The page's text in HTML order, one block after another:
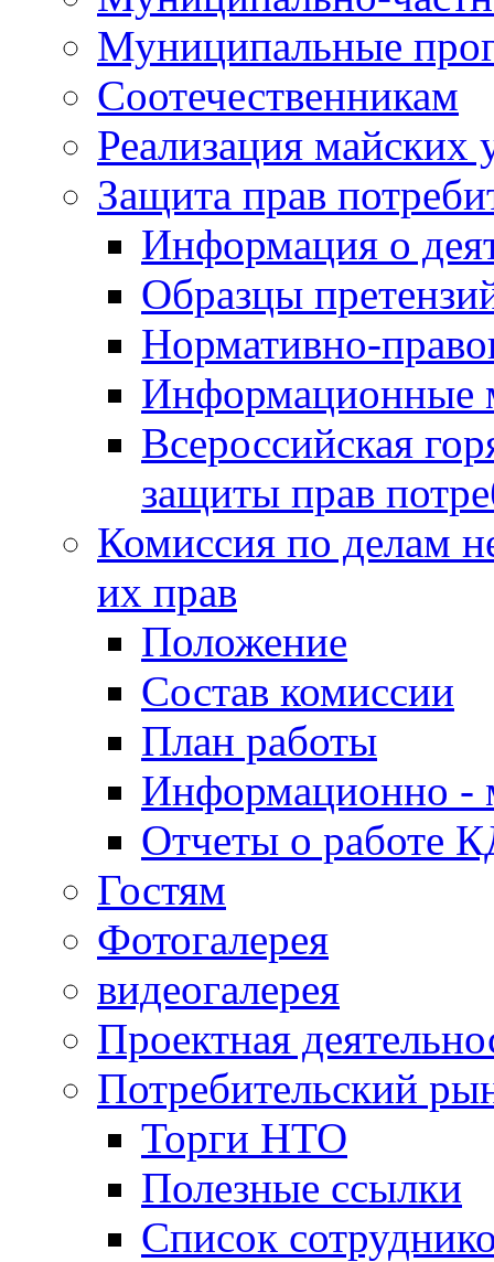
Муниципальные
Соотечественникам
Реализация майских
Защита прав
Информация о
Образцы
Нормативно-
Информационные
Всероссийская
защиты прав
Комиссия по делам
их прав
Положение
Состав комиссии
План работы
Информационно -
Отчеты о работе
Гостям
Фотогалерея
видеогалерея
Проектная
Потребительский
Торги НТО
Полезные ссылки
Список